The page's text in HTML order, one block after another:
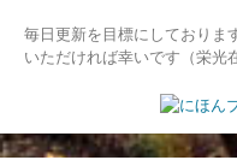
毎日更新を目標にしておりま
いただければ幸いです（栄光